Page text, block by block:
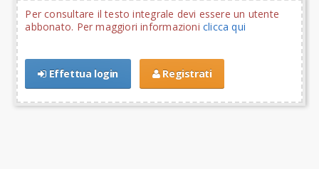
Per consultare il testo integrale devi essere un utente
abbonato. Per maggiori informazioni clicca qui
Effettua login Registrati